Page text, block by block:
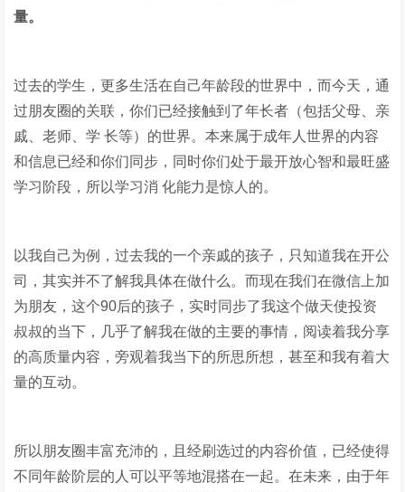
量。
过去的学生，更多生活在自己年龄段的世界中，而今天，通
过朋友圈的关联，你们已经接触到了年长者（包括父母、亲
戚、老师、学 长等）的世界。本来属于成年人世界的内容
和信息已经和你们同步，同时你们处于最开放心智和最旺盛
学习阶段，所以学习消 化能力是惊人的。
以我自己为例，过去我的一个亲戚的孩子，只知道我在开公
司，其实并不了解我具体在做什么。而现在我们在微信上加
为朋友，这个90后的孩子，实时同步了我这个做天使投资
叔叔的当下，几乎了解我在做的主要的事情，阅读着我分享
的高质量内容，旁观着我当下的所思所想，甚至和我有着大
量的互动。
所以朋友圈丰富充沛的，且经刷选过的内容价值，已经使得
不同年龄阶层的人可以平等地混搭在一起。在未来，由于年